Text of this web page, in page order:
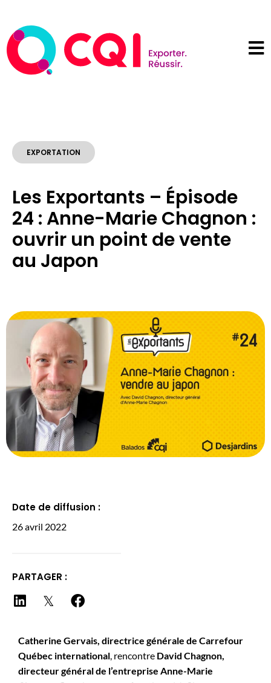
EXPORTATION
Les Exportants – Épisode
24 : Anne-Marie Chagnon :
ouvrir un point de vente
au Japon
Date de diffusion :
26 avril 2022
PARTAGER :
Catherine Gervais, directrice générale de Carrefour
Québec international , rencontre David Chagnon,
directeur général de l’entreprise Anne-Marie